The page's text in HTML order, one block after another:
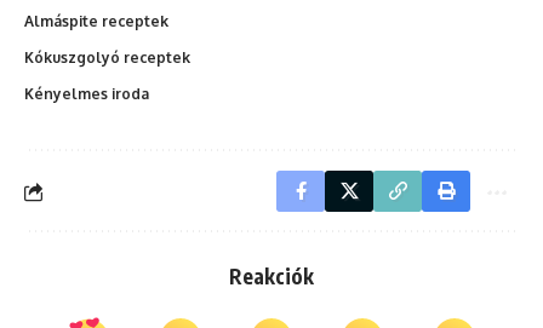
Almáspite receptek
Kókuszgolyó receptek
Kényelmes iroda
Reakciók